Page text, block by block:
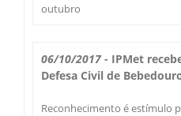
outubro
06/10/2017- IPMet
Defesa Civil de
Reconhecimento é estímulo